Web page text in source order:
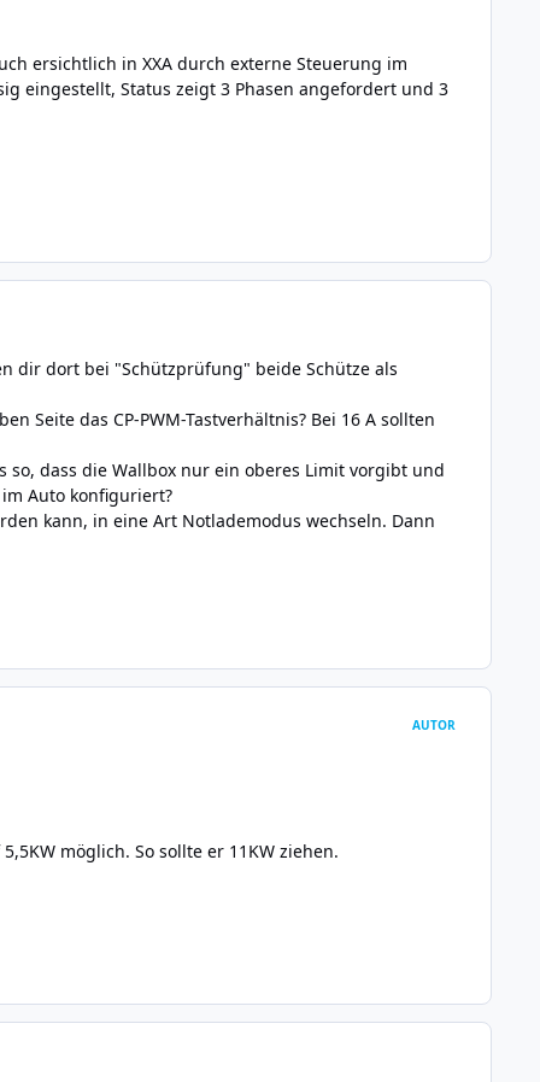
ersichtlich in XXA durch externe Steuerung im
eingestellt, Status zeigt 3 Phasen angefordert und 3
dir dort bei "Schützprüfung" beide Schütze als
Seite das CP-PWM-Tastverhältnis? Bei 16 A sollten
dass die Wallbox nur ein oberes Limit vorgibt und
Auto konfiguriert?
kann, in eine Art Notlademodus wechseln. Dann
AUTOR
möglich. So sollte er 11KW ziehen.